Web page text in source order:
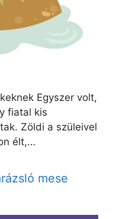
Egyszer volt,
fiatal kis
Zöldi a szüleivel
élt,…
mese